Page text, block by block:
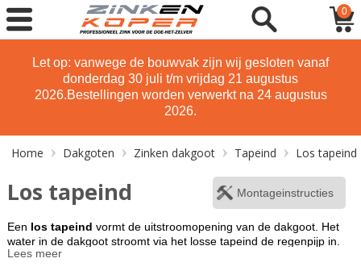
0
Let op: vanwege de bouwvak zijn wij gesloten vanaf
donderdag 30 juli t/m vrijdag 21 augustus
2026.Bestellingen worden verwerkt na 24 augustus
2026.
Home Dakgoten Zinken dakgoot Tapeind Los tapeind
Montageinstructies
Los tapeind
Een los tapeind vormt de uitstroomopening van de dakgoot. Het
water in de dakgoot stroomt via het losse tapeind de regenpijp in.
Het losse tapeind is leverbaar in verschillende diameters en
Lees meer